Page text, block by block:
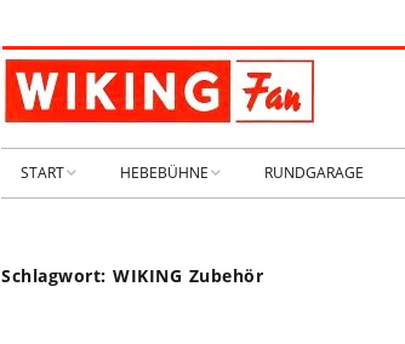
START
ARCHIV 2009-2014
HEBEBÜHNE
HEBEBÜHNE 2025
RUNDGARAGE
Schlagwort: WIKING Zubehör